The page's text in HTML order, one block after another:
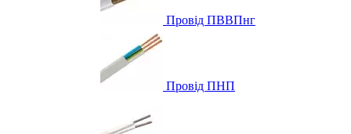
Провід ПВВПнг
Провід ПНП